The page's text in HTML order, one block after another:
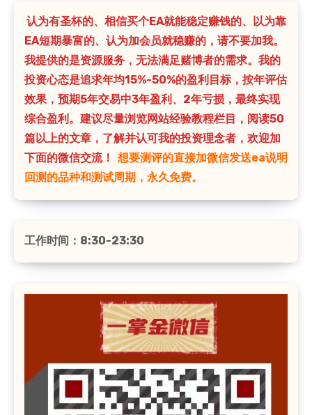
认为有圣杯的、相信买个EA就能稳定赚钱的、以为靠
EA短期暴富的、认为加会员就稳赚的，请不要加我。
我提供的是资源服务，无法满足赌博者的需求。我的
投资心态是追求年均15%-50%的盈利目标，按年评估
效果，预期5年交易中3年盈利、2年亏损，最终实现
综合盈利。建议尽量浏览网站经验教程栏目，阅读50
篇以上的文章，了解并认可我的投资理念者，欢迎加
下面的微信交流！
想要测评的直接加微信发送ea说明
回测的品种和测试周期，永久免费。
工作时间：8:30-23:30